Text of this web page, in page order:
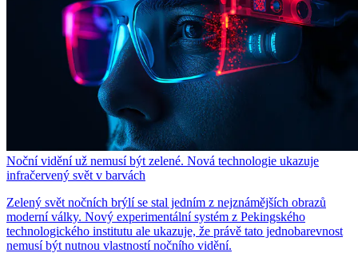
Noční vidění už nemusí být zelené. Nová technologie ukazuje
infračervený svět v barvách
Zelený svět nočních brýlí se stal jedním z nejznámějších obrazů
moderní války. Nový experimentální systém z Pekingského
technologického institutu ale ukazuje, že právě tato jednobarevnost
nemusí být nutnou vlastností nočního vidění.